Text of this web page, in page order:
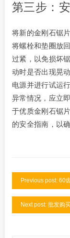
第三步：
将新的金刚石锯
将螺栓和垫圈放
过紧，以免损坏
动时是否出现晃
电源并进行试运
异常情况，应立
于优质金刚石锯
的安全指南，以
Previous post: 60
Next post: 批发购